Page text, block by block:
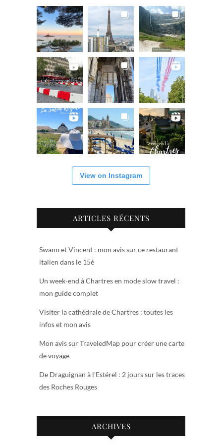
View on Instagram
ARTICLES RÉCENTS
Swann et Vincent : mon avis sur ce restaurant
italien dans le 15è
Un week-end à Chartres en mode slow travel :
mon guide complet
Visiter la cathédrale de Chartres : toutes les
infos et mon avis
Mon avis sur TraveledMap pour créer une carte
de voyage
De Draguignan à l’Estérel : 2 jours sur les traces
des Roches Rouges
ARCHIVES